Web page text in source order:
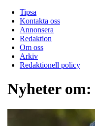
Tipsa
Kontakta oss
Annonsera
Redaktion
Om oss
Arkiv
Redaktionell policy
Nyheter om: